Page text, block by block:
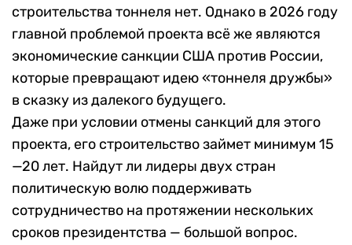
строительства тоннеля нет. Однако в 2026 году
главной проблемой проекта всё же являются
экономические санкции США против России,
которые превращают идею «тоннеля дружбы»
в сказку из далекого будущего.
Даже при условии отмены санкций для этого
проекта, его строительство займет минимум 15
—20 лет. Найдут ли лидеры двух стран
политическую волю поддерживать
сотрудничество на протяжении нескольких
сроков президентства — большой вопрос.